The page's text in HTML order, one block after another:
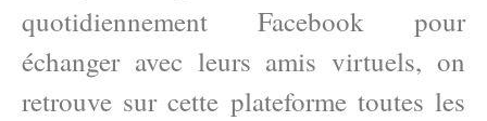
quotidiennement Facebook pour
échanger avec leurs amis virtuels, on
retrouve sur cette plateforme toutes les